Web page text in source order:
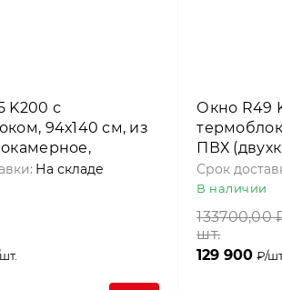
K200 с
94х140 см, из
Roto
На складе
Окно R49
ПВХ
Срок
В наличии
133700,00
шт.
129 900 ₽/